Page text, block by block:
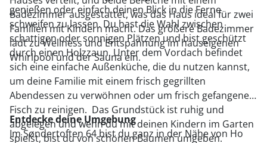
Badezimmer ausgestattet, was das Haus ideal für zwei
Familien mit Kindern macht. Das größere Badezimmer
lädt zu Wellness und Entspannung im hauseigenen
Whirlpool und der Sauna ein.
genießen oder einfach deinen Blick in die Ferne
schweifen zu lassen. Du hast die Wahl zwischen
schattigen oder sonnigen Plätzen und bist geschützt
durch einen Holzzaun. Unter dem Vordach befindet
sich eine einfache Außenküche, die du nutzen kannst,
um deine Familie mit einem frisch gegrillten
Abendessen zu verwöhnen oder um frisch gefangenen
Fisch zu reinigen. Das Grundstück ist ruhig und
abgelegen und wenn du mit deinen Kindern im Garten
spielst, bist du von schönen Bäumen umgeben.
Entdecke deine Umgebung
Im Søndertoften 64 bist du ganz in der Nähe von Ho